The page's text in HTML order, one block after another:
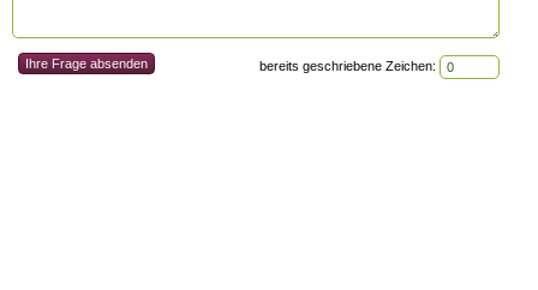
bereits geschriebene Zeichen: